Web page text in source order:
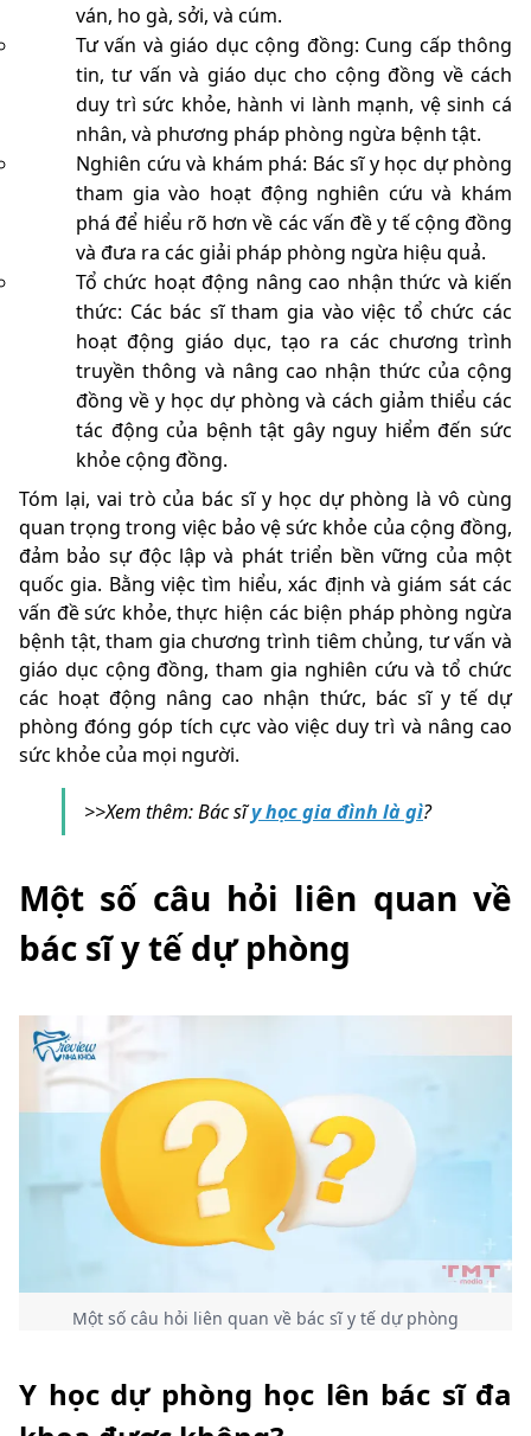
ván, ho gà, sởi, và cúm.
Tư vấn và giáo dục cộng đồng: Cung cấp thông
tin, tư vấn và giáo dục cho cộng đồng về cách
duy trì sức khỏe, hành vi lành mạnh, vệ sinh cá
nhân, và phương pháp phòng ngừa bệnh tật.
Nghiên cứu và khám phá: Bác sĩ y học dự phòng
tham gia vào hoạt động nghiên cứu và khám
phá để hiểu rõ hơn về các vấn đề y tế cộng đồng
và đưa ra các giải pháp phòng ngừa hiệu quả.
Tổ chức hoạt động nâng cao nhận thức và kiến
thức: Các bác sĩ tham gia vào việc tổ chức các
hoạt động giáo dục, tạo ra các chương trình
truyền thông và nâng cao nhận thức của cộng
đồng về y học dự phòng và cách giảm thiểu các
tác động của bệnh tật gây nguy hiểm đến sức
khỏe cộng đồng.
Tóm lại, vai trò của bác sĩ y học dự phòng là vô cùng
quan trọng trong việc bảo vệ sức khỏe của cộng đồng,
đảm bảo sự độc lập và phát triển bền vững của một
quốc gia. Bằng việc tìm hiểu, xác định và giám sát các
vấn đề sức khỏe, thực hiện các biện pháp phòng ngừa
bệnh tật, tham gia chương trình tiêm chủng, tư vấn và
giáo dục cộng đồng, tham gia nghiên cứu và tổ chức
các hoạt động nâng cao nhận thức, bác sĩ y tế dự
phòng đóng góp tích cực vào việc duy trì và nâng cao
sức khỏe của mọi người.
>>Xem thêm: Bác sĩy học gia đình là gì?
Một số câu hỏi liên quan về
bác sĩ y tế dự phòng
Một số câu hỏi liên quan về bác sĩ y tế dự phòng
Y học dự phòng học lên bác sĩ đa